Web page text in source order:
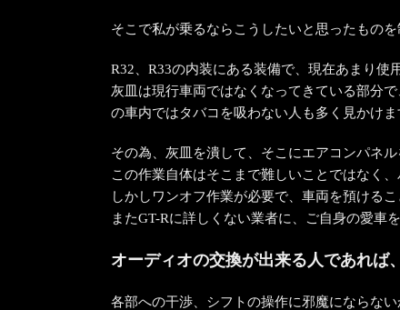
そこで私が乗るならこうしたいと思ったものを
R32、R33の内装にある装備で、現在あまり使
灰皿は現行車両ではなくなってきている部分
の車内ではタバコを吸わない人も多く見かけま
その為、灰皿を潰して、そこにエアコンパネル
この作業自体はそこまで難しいことではなく
しかしワンオフ作業が必要で、車両を預ける
またGT-Rに詳しくない業者に、ご自身の愛車
オーディオの交換が出来る人であれば
各部への干渉、シフトの操作に邪魔にならな